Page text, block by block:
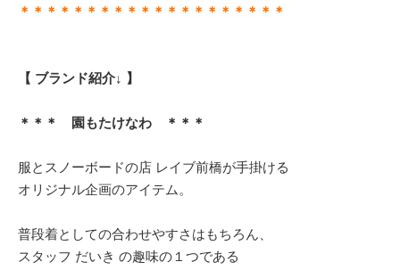
＊＊＊＊＊＊＊＊＊＊＊＊＊＊＊＊＊＊＊＊
【 ブランド紹介↓ 】
＊＊＊ 園もたけなわ ＊＊＊
服とスノーボードの店 レイブ前橋が手掛ける
オリジナル企画のアイテム。
普段着としての合わせやすさはもちろん、
スタッフ だいき の趣味の１つである